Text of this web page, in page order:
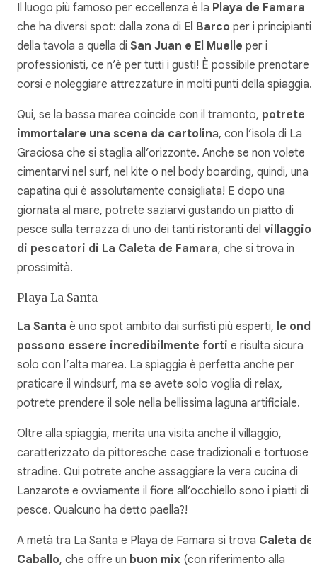
Il luogo più famoso per eccellenza è la Playa de Famara
che ha diversi spot: dalla zona di El Barco per i principianti
della tavola a quella di San Juan e El Muelle per i
professionisti, ce n’è per tutti i gusti! È possibile prenotare
corsi e noleggiare attrezzature in molti punti della spiaggia.
Qui, se la bassa marea coincide con il tramonto, potrete
immortalare una scena da cartolina, con l’isola di La
Graciosa che si staglia all’orizzonte. Anche se non volete
cimentarvi nel surf, nel kite o nel body boarding, quindi, una
capatina qui è assolutamente consigliata! E dopo una
giornata al mare, potrete saziarvi gustando un piatto di
pesce sulla terrazza di uno dei tanti ristoranti del villaggio
di pescatori di La Caleta de Famara, che si trova in
prossimità.
Playa La Santa
La Santa è uno spot ambito dai surfisti più esperti, le onde
possono essere incredibilmente forti e risulta sicura
solo con l’alta marea. La spiaggia è perfetta anche per
praticare il windsurf, ma se avete solo voglia di relax,
potrete prendere il sole nella bellissima laguna artificiale.
Oltre alla spiaggia, merita una visita anche il villaggio,
caratterizzato da pittoresche case tradizionali e tortuose
stradine. Qui potrete anche assaggiare la vera cucina di
Lanzarote e ovviamente il fiore all’occhiello sono i piatti di
pesce. Qualcuno ha detto paella?!
A metà tra La Santa e Playa de Famara si trova Caleta de
Caballo, che offre un buon mix (con riferimento alla